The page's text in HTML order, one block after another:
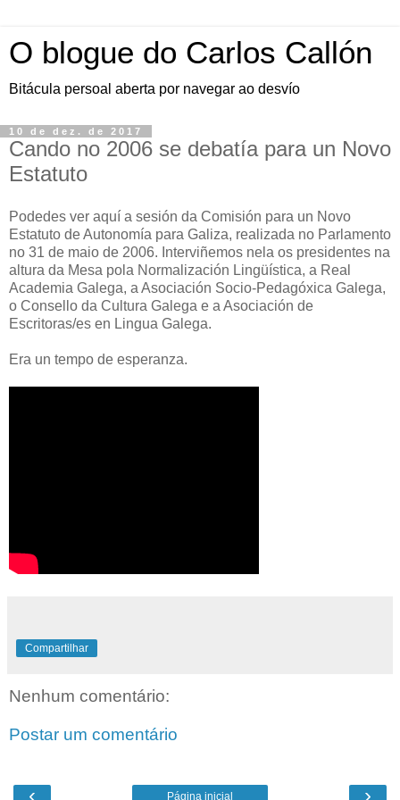
O blogue do Carlos Callón
Bitácula persoal aberta por navegar ao desvío
10 de dez. de 2017
Cando no 2006 se debatía para un Novo
Estatuto
Podedes ver aquí a sesión da Comisión para un Novo
Estatuto de Autonomía para Galiza, realizada no Parlamento
no 31 de maio de 2006. Interviñemos nela os presidentes na
altura da Mesa pola Normalización Lingüística, a Real
Academia Galega, a Asociación Socio-Pedagóxica Galega,
o Consello da Cultura Galega e a Asociación de
Escritoras/es en Lingua Galega.
Era un tempo de esperanza.
Compartilhar
Nenhum comentário:
Postar um comentário
‹ ›
Página inicial